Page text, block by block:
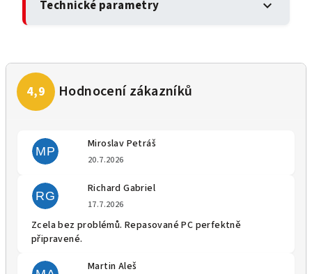
Technické parametry expand_more
MP
Miroslav Petráš
20.7.2026
RG
Richard Gabriel
17.7.2026
Zcela bez problémů. Repasované PC perfektně
připravené.
Martin Aleš